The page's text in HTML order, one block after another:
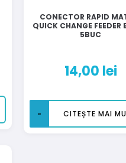
CONECTOR RAPID
QUICK CHANGE FEEDER
5BUC
14,00 lei
CITEȘTE MAI